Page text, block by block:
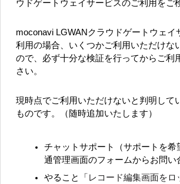
ウドゲートウェイサービスのご利用をご
moconavi LGWANクラウドゲートウェイ
利用の場合、いくつかご利用いただけな
ので、必ず十分な検証を行ってからご利
さい。
現時点でご利用いただけないと判明して
ものです。（随時追加いたします）
チャットサポート（サポートを希
通管理画面のフォームからお問い
やること「 レコード編集画面をロ